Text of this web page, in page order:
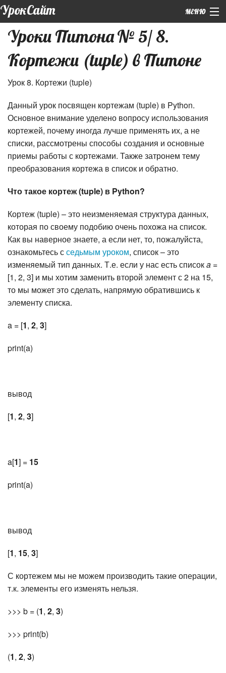
УрокСайт МЕНЮ
+7 (926) 859-12-55 (WhatsApp)
Главная
Курсы
Репетиторы
Контакты
Уроки Питона № 5/ 8.
Кортежи (tuple) в Питоне
Урок 8. Кортежи (tuple)
Данный урок посвящен кортежам (tuple) в Python.
Основное внимание уделено вопросу использования
кортежей, почему иногда лучше применять их, а не
списки, рассмотрены способы создания и основные
приемы работы с кортежами. Также затронем тему
преобразования кортежа в список и обратно.
Что такое кортеж (tuple) в Python?
Кортеж (tuple) – это неизменяемая структура данных,
которая по своему подобию очень похожа на список.
Как вы наверное знаете, а если нет, то, пожалуйста,
ознакомьтесь сседьмым уроком, список – это
изменяемый тип данных. Т.е. если у нас есть списокa =
[1, 2, 3] и мы хотим заменить второй элемент с 2 на 15,
то мы может это сделать, напрямую обратившись к
элементу списка.
a = [1, 2, 3]
print(a)
вывод
[1, 2, 3]
a[1] = 15
print(a)
вывод
[1, 15, 3]
С кортежем мы не можем производить такие операции,
т.к. элементы его изменять нельзя.
>>> b = (1, 2, 3)
>>> print(b)
(1, 2, 3)